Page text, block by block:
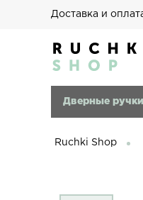
Доставка и
Дверные ручки
Ruchki Shop